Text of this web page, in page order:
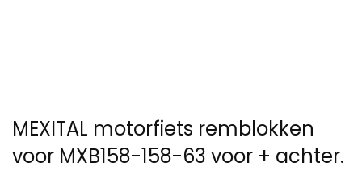
MEXITAL motorfiets remblokken
voor MXB158-158-63 voor + achter.